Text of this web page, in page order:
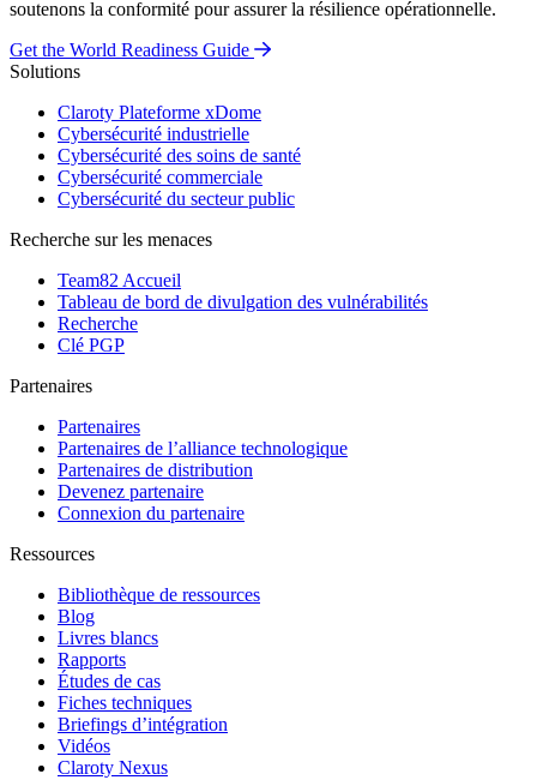
soutenons la conformité pour assurer la résilience opérationnelle.
Get the World Readiness Guide
Solutions
Claroty Plateforme xDome
Cybersécurité industrielle
Cybersécurité des soins de santé
Cybersécurité commerciale
Cybersécurité du secteur public
Recherche sur les menaces
Team82 Accueil
Tableau de bord de divulgation des vulnérabilités
Recherche
Clé PGP
Partenaires
Partenaires
Partenaires de l’alliance technologique
Partenaires de distribution
Devenez partenaire
Connexion du partenaire
Ressources
Bibliothèque de ressources
Blog
Livres blancs
Rapports
Études de cas
Fiches techniques
Briefings d’intégration
Vidéos
Claroty Nexus